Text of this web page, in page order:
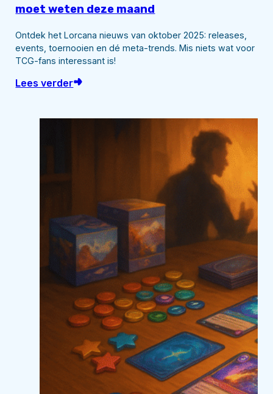
moet weten deze maand
Ontdek het Lorcana nieuws van oktober 2025: releases,
events, toernooien en dé meta-trends. Mis niets wat voor
TCG-fans interessant is!
Lees verder